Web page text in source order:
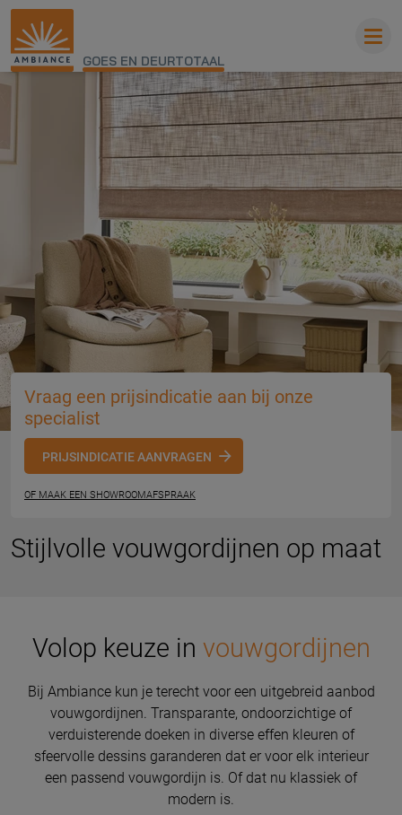
GOES EN DEURTOTAAL
Vraag een prijsindicatie aan bij onze
specialist
PRIJSINDICATIE AANVRAGEN
OF MAAK EEN SHOWROOMAFSPRAAK
Stijlvolle vouwgordijnen op maat
Volop keuze in vouwgordijnen
Bij Ambiance kun je terecht voor een uitgebreid aanbod
vouwgordijnen. Transparante, ondoorzichtige of
verduisterende doeken in diverse effen kleuren of
sfeervolle dessins garanderen dat er voor elk interieur
een passend vouwgordijn is. Of dat nu klassiek of
modern is.